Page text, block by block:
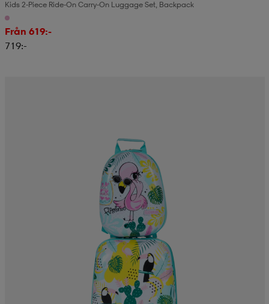
Kids 2-Piece Ride-On Carry-On Luggage Set, Backpack
Från 619:-
719:-